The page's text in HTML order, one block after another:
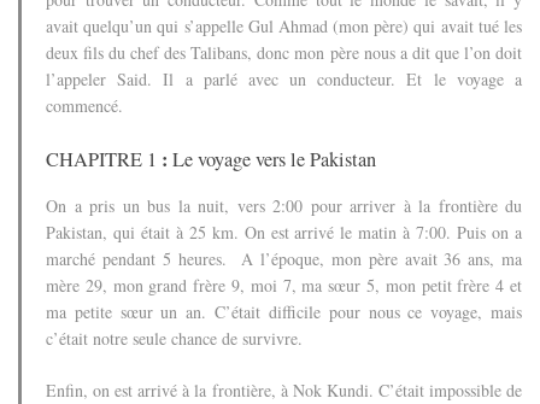
avait quelqu’un qui s’appelle Gul Ahmad (mon père) qui avait tué les
deux fils du chef des Talibans, donc mon père nous a dit que l’on doit
l’appeler Said.Il a parlé avec un conducteur.Et le voyage a
commencé.
CHAPITRE 1 : Le voyage vers le Pakistan
On a pris un bus la nuit, vers 2:00 pour arriver à la frontière du
Pakistan, qui était à 25 km. On est arrivé le matin à 7:00. Puis on a
marché pendant 5 heures.
A l’époque, mon père avait 36 ans, ma
mère 29, mon grand frère 9, moi 7, ma sœur 5, mon petit frère 4 et
ma petite sœur un an.C’était difficile pour nous ce voyage, mais
c’était notre seule chance de survivre.
Enfin, on est arrivé à la frontière, à Nok Kundi. C’était impossible de